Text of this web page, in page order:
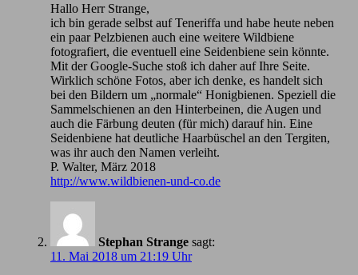
Hallo Herr Strange,
ich bin gerade selbst auf Teneriffa und habe heute neben
ein paar Pelzbienen auch eine weitere Wildbiene
fotografiert, die eventuell eine Seidenbiene sein könnte.
Mit der Google-Suche stoß ich daher auf Ihre Seite.
Wirklich schöne Fotos, aber ich denke, es handelt sich
bei den Bildern um „normale“ Honigbienen. Speziell die
Sammelschienen an den Hinterbeinen, die Augen und
auch die Färbung deuten (für mich) darauf hin. Eine
Seidenbiene hat deutliche Haarbüschel an den Tergiten,
was ihr auch den Namen verleiht.
P. Walter, März 2018
http://www.wildbienen-und-co.de
Stephan Strange sagt:
11. Mai 2018 um 21:19 Uhr